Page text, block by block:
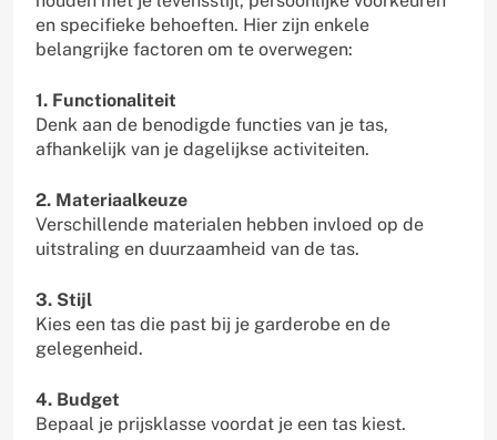
en specifieke behoeften. Hier zijn enkele
belangrijke factoren om te overwegen:
1. Functionaliteit
Denk aan de benodigde functies van je tas,
afhankelijk van je dagelijkse activiteiten.
2. Materiaalkeuze
Verschillende materialen hebben invloed op de
uitstraling en duurzaamheid van de tas.
3. Stijl
Kies een tas die past bij je garderobe en de
gelegenheid.
4. Budget
Bepaal je prijsklasse voordat je een tas kiest.